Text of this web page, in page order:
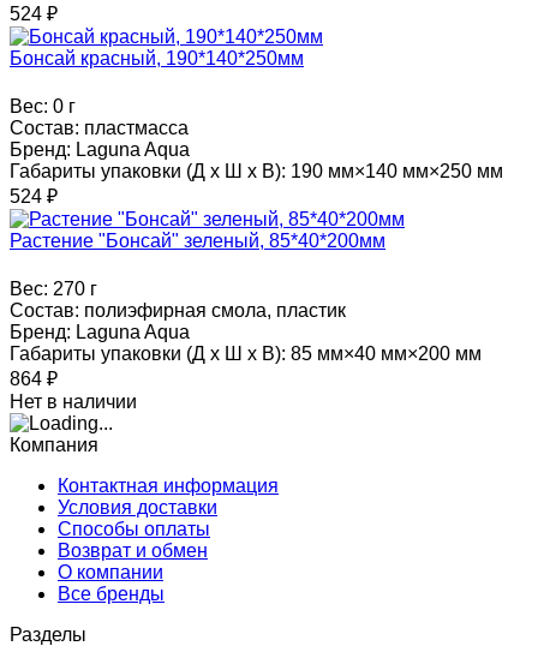
524 ₽
Бонсай красный, 190*140*250мм
Вес: 0 г
Состав: пластмасса
Бренд: Laguna Aqua
Габариты упаковки (Д х Ш х В): 190 мм×140 мм×250 мм
524 ₽
Растение "Бонсай" зеленый, 85*40*200мм
Вес: 270 г
Состав: полиэфирная смола, пластик
Бренд: Laguna Aqua
Габариты упаковки (Д х Ш х В): 85 мм×40 мм×200 мм
864 ₽
Нет в наличии
Компания
Контактная информация
Условия доставки
Способы оплаты
Возврат и обмен
О компании
Все бренды
Разделы